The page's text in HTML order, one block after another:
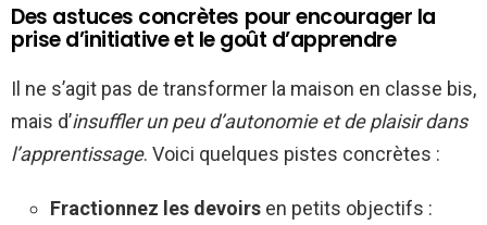
Des astuces concrètes pour encourager la
prise d’initiative et le goût d’apprendre
Il ne s’agit pas de transformer la maison en classe bis,
mais d’insuffler un peu d’autonomie et de plaisir dans
l’apprentissage. Voici quelques pistes concrètes :
Fractionnez les devoirs en petits objectifs :